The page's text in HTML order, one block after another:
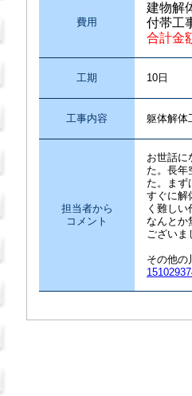
費用
建物解
付帯工
合計金
工期 10日
工事内容 躯体解
担当者から
コメント
お世話に
た。長年
た。まず
すぐに解
く難し
なんとか
ございま
その他